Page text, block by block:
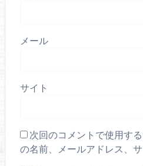
メール
サイト
次回のコメントで使用す
の名前、メールアドレス、サ